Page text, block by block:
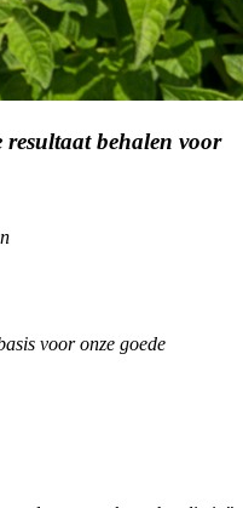
behalen voor
voor onze goede